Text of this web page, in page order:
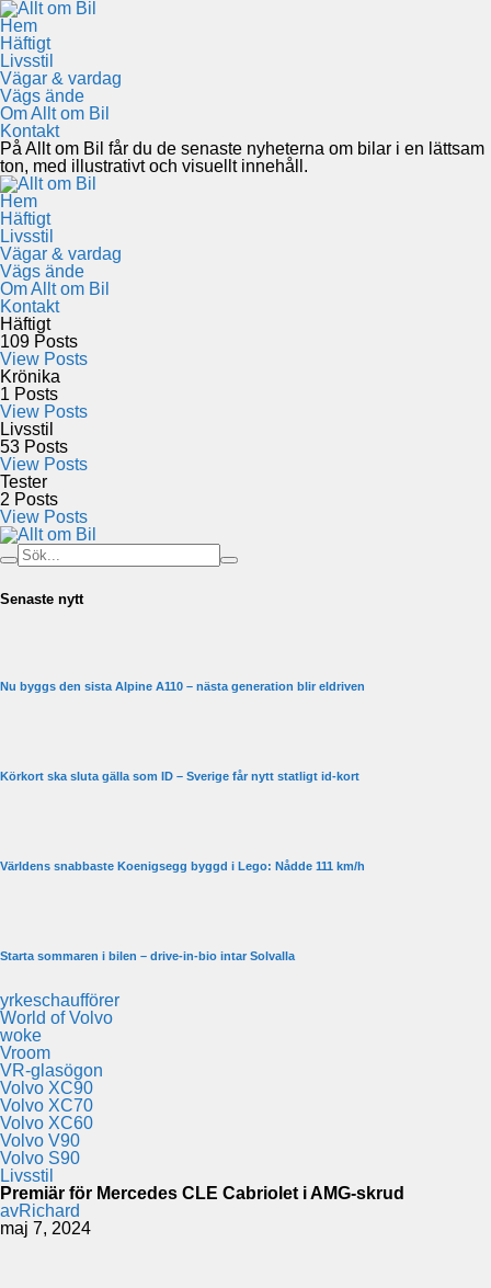
Hem
Häftigt
Livsstil
Vägar & vardag
Vägs ände
Om Allt om Bil
Kontakt
På Allt om Bil får du de senaste nyheterna om bilar i en lättsam
ton, med illustrativt och visuellt innehåll.
Hem
Häftigt
Livsstil
Vägar & vardag
Vägs ände
Om Allt om Bil
Kontakt
Häftigt
109 Posts
View Posts
Krönika
1 Posts
View Posts
Livsstil
53 Posts
View Posts
Tester
2 Posts
View Posts
Senaste nytt
Nu byggs den sista Alpine A110 – nästa generation blir eldriven
Körkort ska sluta gälla som ID – Sverige får nytt statligt id-kort
Världens snabbaste Koenigsegg byggd i Lego: Nådde 111 km/h
Starta sommaren i bilen – drive-in-bio intar Solvalla
yrkeschaufförer
World of Volvo
woke
Vroom
VR-glasögon
Volvo XC90
Volvo XC70
Volvo XC60
Volvo V90
Volvo S90
Livsstil
Premiär för Mercedes CLE Cabriolet i AMG-skrud
avRichard
maj 7, 2024